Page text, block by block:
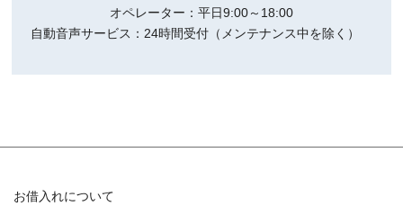
オペレーター：平日9:00～18:00
自動音声サービス：24時間受付（メンテナンス中を除く）
お借入れについて